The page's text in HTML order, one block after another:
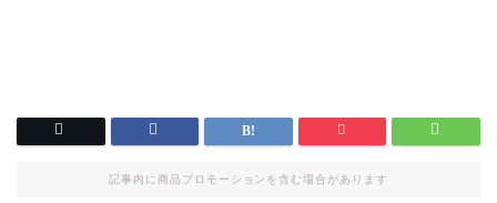
記事内に商品プロモーションを含む場合があります